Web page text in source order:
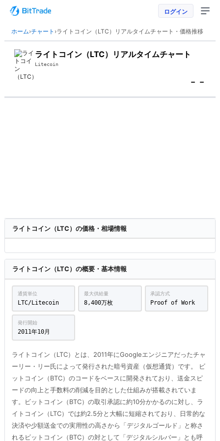
ログイン
ホーム›チャート ›ライトコイン（LTC）リアルタイムチャート・価格推移
ライトコイン（LTC）リアルタイムチャート
Litecoin
--
ライトコイン（LTC）の価格・相場情報
ライトコイン（LTC）の概要・基本情報
通貨単位
LTC/Litecoin
最大供給量
8,400万枚
承認方式
Proof of Work
発行開始
2011年10月
ライトコイン（LTC）とは、2011年にGoogleエンジニアだったチャ
ーリー・リー氏によって発行された暗号資産（仮想通貨）です。 ビ
ットコイン（BTC）のコードをベースに開発されており、送金スピ
ードの向上と手数料の削減を目的とした仕組みが搭載されていま
す。ビットコイン（BTC）の取引承認に約10分かかるのに対し、ラ
イトコイン（LTC）では約2.5分と大幅に短縮されており、日常的な
決済や少額送金での実用性の高さから「デジタルゴールド」と称さ
れるビットコイン（BTC）の対として「デジタルシルバー」とも呼